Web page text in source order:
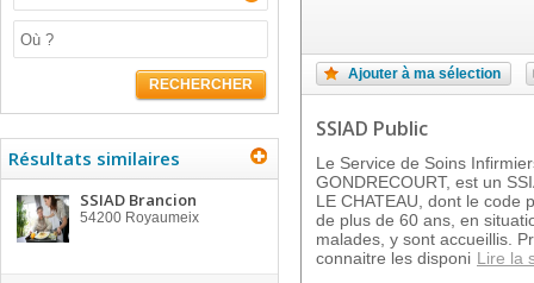
RECHERCHER
Résultats similaires
SSIAD Brancion
54200 Royaumeix
Ajouter à ma sélection
SSIAD Public
Le Service de Soins
GONDRECOURT, est un
LE CHATEAU, dont le code
de plus de 60 ans, en
malades, y sont accueillis.
connaitre les disponi Lire la